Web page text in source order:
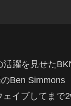
躍を見せた
Ben Simmons
イブしてまで